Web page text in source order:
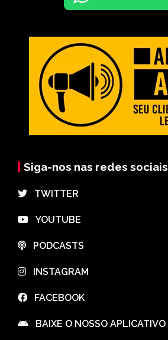
Siga-nos nas redes sociais
⠀TWITTER
⠀YOUTUBE
⠀PODCASTS
⠀INSTAGRAM
⠀FACEBOOK
⠀BAIXE O NOSSO APLICATIVO